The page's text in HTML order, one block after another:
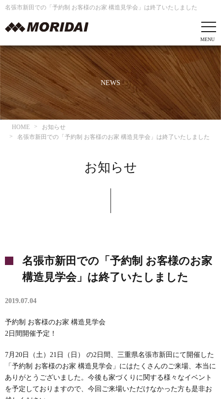
名張市新田での「予約制 お客様のお家 構造見学会」は終了いたしました
NEWS
HOME
お知らせ
名張市新田での「予約制 お客様のお家 構造見学会」は終了いたしました
お知らせ
名張市新田での「予約制 お客様のお家
構造見学会」は終了いたしました
2019.07.04
予約制 お客様のお家 構造見学会
2日間開催予定！
7月20日（土）21日（日） の2日間、三重県名張市新田にて開催した
「予約制 お客様のお家 構造見学会」にはたくさんのご来場、本当に
ありがとうございました。今後も家づくりに関する様々なイベント
を予定しておりますので、今回ご来場いただけなかった方も是非お